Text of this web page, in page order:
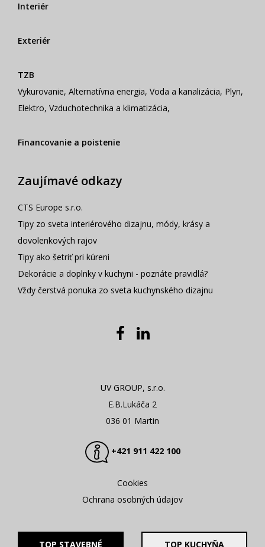
Interiér
Exteriér
TZB
Vykurovanie, Alternatívna energia, Voda a kanalizácia, Plyn,
Elektro, Vzduchotechnika a klimatizácia,
Financovanie a poistenie
Zaujímavé odkazy
CTS Europe s.r.o.
Tipy zo sveta interiérového dizajnu, módy, krásy a
dovolenkových rajov
Tipy ako šetriť pri kúreni
Dekorácie a doplnky v kuchyni - poznáte pravidlá?
Vždy čerstvá ponuka zo sveta kuchynského dizajnu
UV GROUP, s.r.o.
E.B.Lukáča 2
036 01 Martin
+421 911 422 100
Cookies
Ochrana osobných údajov
TOP STAVEBNÉ TOP KUCHYŇA